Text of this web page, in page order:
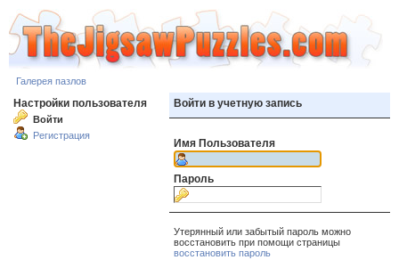
Галерея пазлов
Настройки пользователя
Войти
Регистрация
Войти в учетную запись
Имя Пользователя
Пароль
Утерянный или забытый пароль можно
восстановить при помощи страницы
восстановить пароль